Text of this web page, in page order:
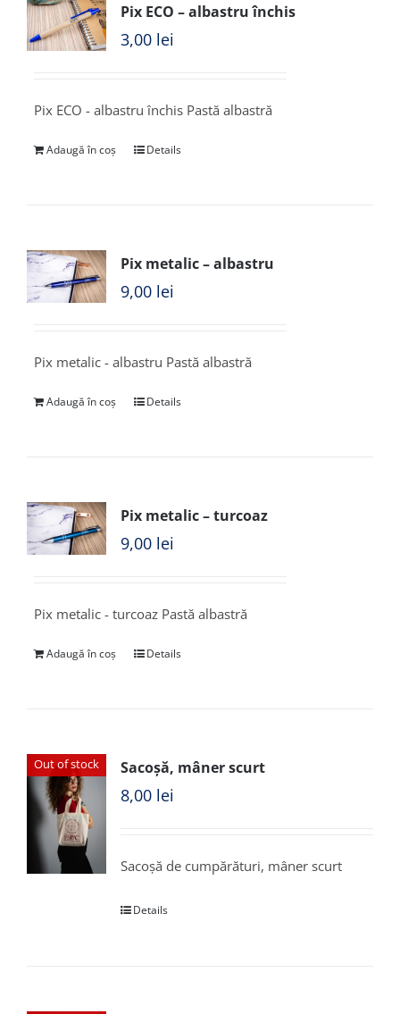
Pix ECO – albastru închis
3,00 lei
Pix ECO - albastru închis Pastă albastră
Adaugă în coș Details
Pix metalic – albastru
9,00 lei
Pix metalic - albastru Pastă albastră
Adaugă în coș Details
Pix metalic – turcoaz
9,00 lei
Pix metalic - turcoaz Pastă albastră
Adaugă în coș Details
Out of stock Sacoșă, mâner scurt
8,00 lei
Sacoșă de cumpărături, mâner scurt
Details